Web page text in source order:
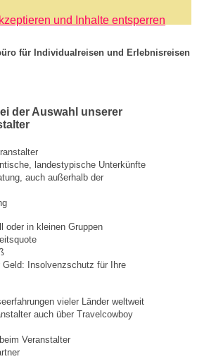
und Inhalte entsperren
für Individualreisen und Erlebnisreisen
der Auswahl unserer
landestypische Unterkünfte
auch außerhalb der
oder in kleinen Gruppen
Insolvenzschutz für Ihre
vieler Länder weltweit
auch über Travelcowboy
Veranstalter